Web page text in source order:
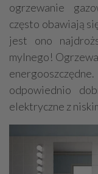
Systemy
Elektryczne
Alarmowe
Kable, przewody
ogrzewanie
często obawiają
jest ono
mylnego!
odpowiednio
elektryczne z